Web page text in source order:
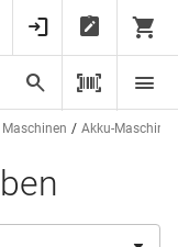
Maschinen Akku-Maschinen